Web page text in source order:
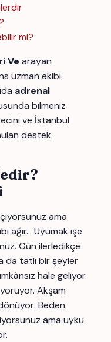
mi?
Ve arayan
uzman ekibi
adrenal
bilmeniz
ve İstanbul
destek
ama
ağır… Uyumak işe
Gün ilerledikçe
da tatlı bir şeyler
hale geliyor.
Akşam
Beden
ama uyku